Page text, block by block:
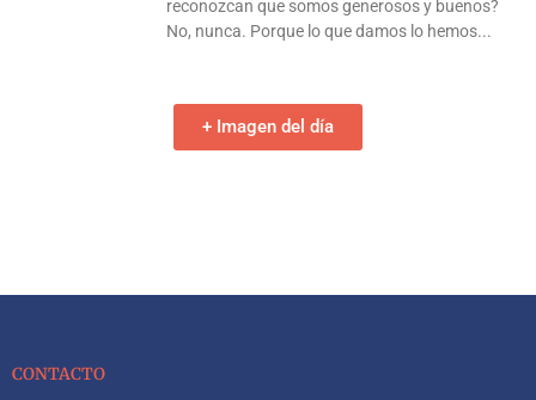
reconozcan que somos generosos y buenos?
No, nunca. Porque lo que damos lo hemos
+ Imagen del día
CONTACTO